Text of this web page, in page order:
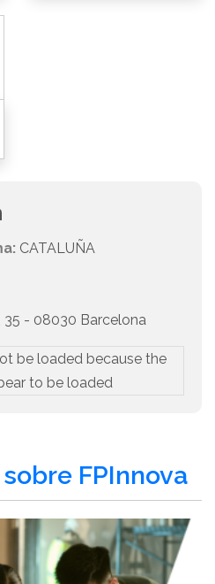
CATALUÑA
35 - 08030 Barcelona
be loaded because the
to be loaded
FPInnova